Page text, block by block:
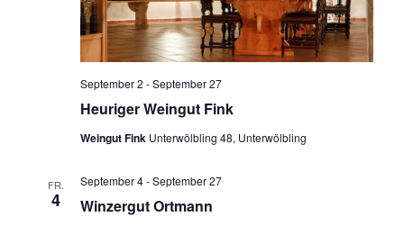
Heuriger Weingut Fink
September 2 -September 27
Weingut Fink Unterwölbling 48, Unterwölbling
FR.
4 Winzergut Ortmann
September 4-September 27